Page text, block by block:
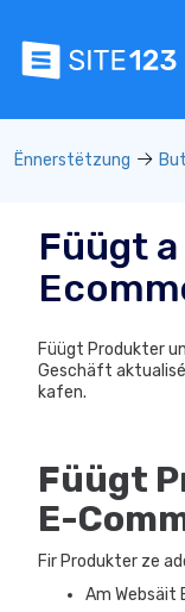
Ënnerstëtzung
Füügt
Füügt Produkter
Geschäft
kafen.
Füügt
E-
Fir Produkter ze
Am Websäit